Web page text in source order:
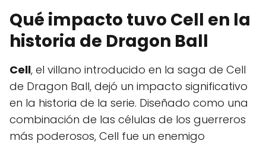
Qué impacto tuvo Cell en la
historia de Dragon Ball
Cell, el villano introducido en la saga de Cell
de Dragon Ball, dejó un impacto significativo
en la historia de la serie. Diseñado como una
combinación de las células de los guerreros
más poderosos, Cell fue un enemigo